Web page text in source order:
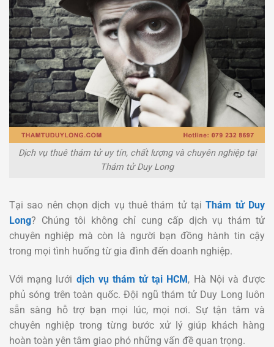
Dịch vụ thuê thám tử uy tín, chất lượng và chuyên nghiệp tại
Thám tử Duy Long
Tại sao nên chọn dịch vụ thuê thám tử tạiThám tử Duy
Long? Chúng tôi không chỉ cung cấp dịch vụ thám tử
chuyên nghiệp mà còn là người bạn đồng hành tin cậy
trong mọi tình huống từ gia đình đến doanh nghiệp.
Với mạng lưới dịch vụ thám tử tại HCM, Hà Nội và được
phủ sóng trên toàn quốc. Đội ngũ thám tử Duy Long luôn
sẵn sàng hỗ trợ bạn mọi lúc, mọi nơi. Sự tận tâm và
chuyên nghiệp trong từng bước xử lý giúp khách hàng
hoàn toàn yên tâm giao phó những vấn đề quan trọng.